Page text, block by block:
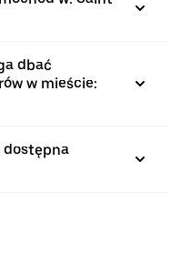
dbać
w mieście:
dostępna